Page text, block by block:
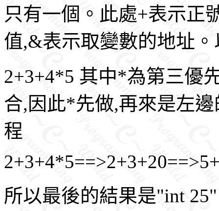
只有一個。此處+表示正
值,&表示取變數的地址
2+3+4*5 其中*為第三優
合,因此*先做,再來是左
程
所以最後的結果是"int 25"